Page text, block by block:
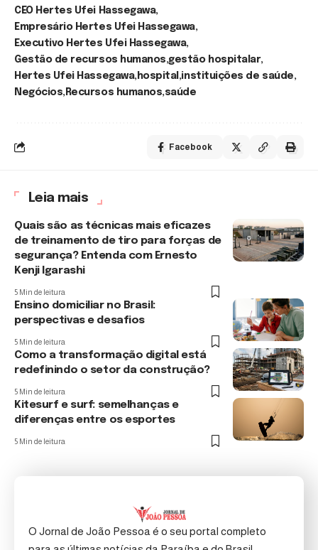
CEO Hertes Ufei Hassegawa
Empresário Hertes Ufei Hassegawa
Executivo Hertes Ufei Hassegawa
Gestão de recursos humanos gestão hospitalar
Hertes Ufei Hassegawa hospital instituições de saúde
Negócios Recursos humanos saúde
Facebook
Leia mais
Quais são as técnicas mais eficazes
de treinamento de tiro para forças de
segurança? Entenda com Ernesto
Kenji Igarashi
5 Min de leitura
Ensino domiciliar no Brasil:
perspectivas e desafios
5 Min de leitura
Como a transformação digital está
redefinindo o setor da construção?
5 Min de leitura
Kitesurf e surf: semelhanças e
diferenças entre os esportes
5 Min de leitura
O Jornal de João Pessoa é o seu portal completo